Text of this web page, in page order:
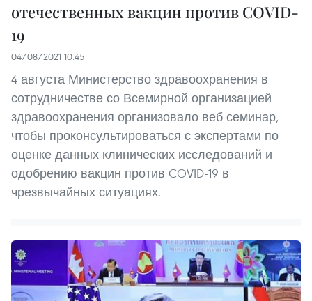
отечественных вакцин против COVID-
19
04/08/2021 10:45
4 августа Министерство здравоохранения в
сотрудничестве со Всемирной организацией
здравоохранения организовало веб-семинар,
чтобы проконсультироваться с экспертами по
оценке данных клинических исследований и
одобрению вакцин против COVID-19 в
чрезвычайных ситуациях.